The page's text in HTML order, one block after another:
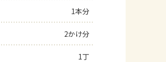
よくあるお問い合わせ
1本分
2かけ分
1丁